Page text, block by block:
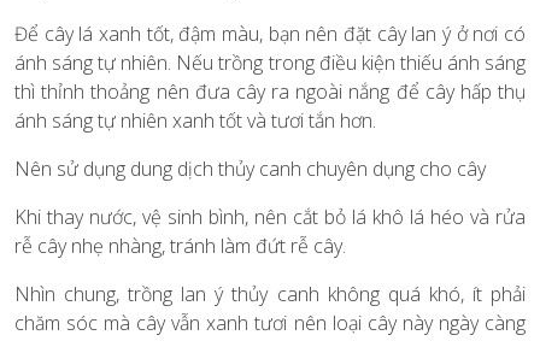
Để cây lá xanh tốt, đậm màu, bạn nên đặt cây lan ý ở nơi có
ánh sáng tự nhiên. Nếu trồng trong điều kiện thiếu ánh sáng
thì thỉnh thoảng nên đưa cây ra ngoài nắng để cây hấp thụ
ánh sáng tự nhiên xanh tốt và tươi tắn hơn.
Nên sử dụng dung dịch thủy canh chuyên dụng cho cây
Khi thay nước, vệ sinh bình, nên cắt bỏ lá khô lá héo và rửa
rễ cây nhẹ nhàng, tránh làm đứt rễ cây.
Nhìn chung, trồng lan ý thủy canh không quá khó, ít phải
chăm sóc mà cây vẫn xanh tươi nên loại cây này ngày càng